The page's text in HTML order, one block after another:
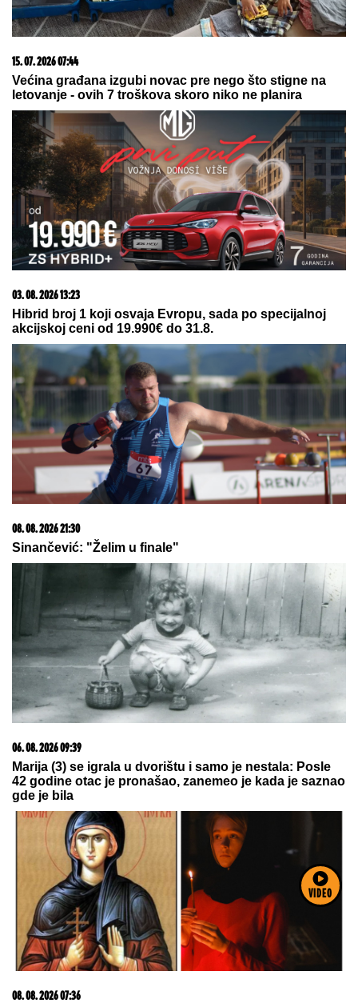
VIDEO
08. 08. 2026 16:10
Dete sa autizmom polivali vodom i mazali mu lak na
usta: Potresno iskustvo žene iz vrtića za Mame
03. 08. 2026 07:31
25.000 kupaca već kupuje uz PerSu Extra. A ti? Saznaj
više
07. 08. 2026 09:14
Сазнања „Политике”: Црна Гора следећа у војном
савезу Загреба, Тиране и Приштине
08. 08. 2026 21:00
Jovanovića čeka ogroman posao – Teleoptik ponovo
09. 07. 2026 09:20
Komfor po meri klijenata: nova linija paketa ALTA
banke